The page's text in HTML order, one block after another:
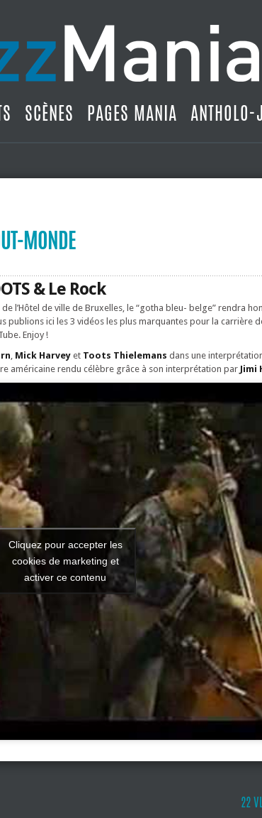
SCÈNES PAGES MANIA ANTHOLO-
MONDE
& Le Rock
l’Hôtel de ville de Bruxelles, le “gotha bleu- belge” rendra
publions ici les 3 vidéos les plus marquantes pour la carrière
Enjoy !
, Mick Harvey et Toots Thielemans dans une
américaine rendu célèbre grâce à son interprétation par Jimi
Cliquez pour accepter les
cookies de marketing et
activer ce contenu
22